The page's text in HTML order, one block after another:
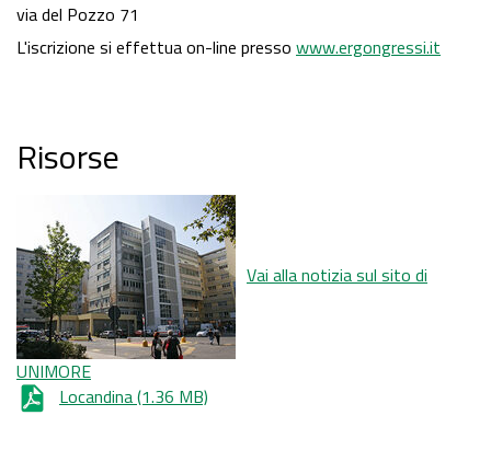
via del Pozzo 71
L'iscrizione si effettua on-line presso www.ergongressi.it
Risorse
Vai alla notizia sul sito di
UNIMORE
Locandina(1.36 MB)